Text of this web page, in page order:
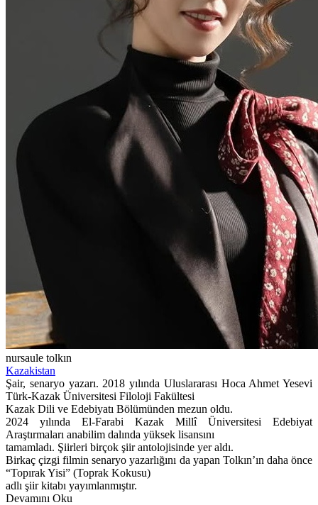
nursaule tolkın
Kazakistan
Şair, senaryo yazarı. 2018 yılında Uluslararası Hoca Ahmet Yesevi
Türk-Kazak Üniversitesi Filoloji Fakültesi
Kazak Dili ve Edebiyatı Bölümünden mezun oldu.
2024 yılında El-Farabi Kazak Millî Üniversitesi Edebiyat
Araştırmaları anabilim dalında yüksek lisansını
tamamladı. Şiirleri birçok şiir antolojisinde yer aldı.
Birkaç çizgi filmin senaryo yazarlığını da yapan Tolkın’ın daha önce
“Topırak Yisi” (Toprak Kokusu)
adlı şiir kitabı yayımlanmıştır.
Devamını Oku